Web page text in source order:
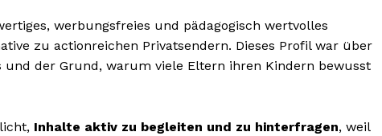
werbungsfreies und pädagogisch wertvolles
zu actionreichen Privatsendern. Dieses Profil war über
der Grund, warum viele Eltern ihren Kindern bewusst
Inhalte aktiv zu begleiten und zu hinterfragen, weil